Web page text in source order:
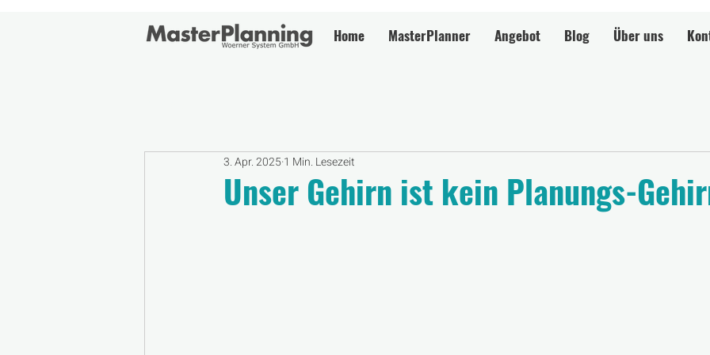
Home MasterPlanner Angebot Blog Über uns
Unser Gehirn ist kein Planungs-
3. Apr. 20251 Min. Lesezeit